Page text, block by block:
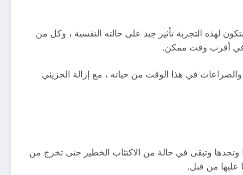
لهذه التجربة تأثير جيد على حالته النفسية ، وكل من
في أقرب وقت ممكن.
في هذا الوقت من حياته ، مع إزالة الجزيئي
وتجدها وتبقى في حالة من الاكتئاب الخطير حتى تخرج من
عليها من قبل.